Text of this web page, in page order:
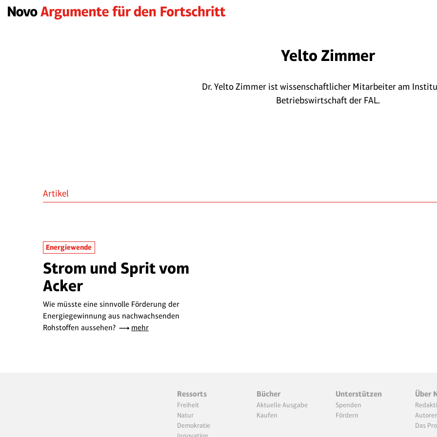
Yelto Zimmer
Dr. Yelto Zimmer ist wissenschaftlicher Mitarbeiter am
Betriebswirtschaft der FAL.
Artikel
Energiewende
Strom und Sprit vom
Acker
Wie müsste eine sinnvolle Förderung der
Energiegewinnung aus nachwachsenden
Rohstoffen aussehen?
mehr
Ressorts
Freiheit
Natur
Demokratie
Bücher
Aktuelle Ausgabe
Kaufen
Unterstützen
Spenden
Fördern
Über
Das